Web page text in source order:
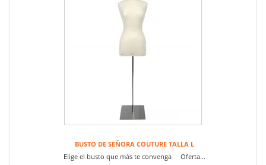
BUSTO DE SEÑORA COUTURE TALLA L
Elige el busto que más te convenga Oferta...